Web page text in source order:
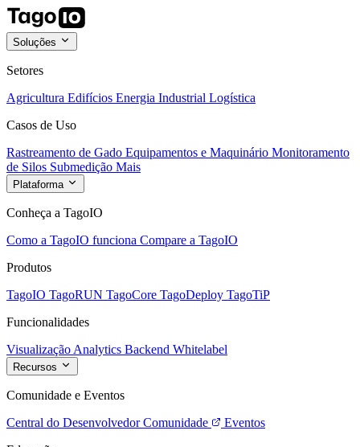
Soluções
Setores
Agricultura Edifícios Energia Industrial Logística
Casos de Uso
Rastreamento de Gado Equipamentos e Maquinário Monitoramento
de Silos Submedição Mais
Plataforma
Conheça a TagoIO
Como a TagoIO funciona Compare a TagoIO
Produtos
TagoIO TagoRUN TagoCore TagoDeploy TagoTiP
Funcionalidades
Visualização Analytics Backend Whitelabel
Recursos
Comunidade e Eventos
Central do Desenvolvedor Comunidade
Eventos